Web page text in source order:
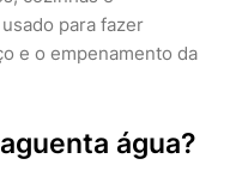
para fazer
e o empenamento da
água?